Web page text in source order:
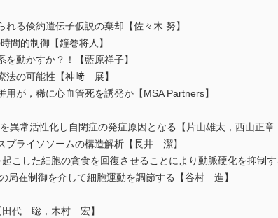
る倹約遺伝子仮説の棄却【佐々木 努】
間的制御【鐘巻将人】
動かすか？！【藍原祥子】
法の可能性【神﨑 展】
が，稀に心血管死を誘発か【MSA Partners】
異常活性化し自閉症の発症原因となる【片山雄太，西山正章
ライソソームの構造解析【長井 潔】
こした細胞の貪食を回復させることにより動脈硬化を抑制す
局在制御を介して細胞運動を調節する【谷村 進】
田代 聡，木村 宏】